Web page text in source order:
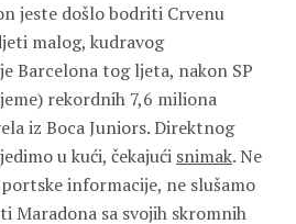
jeste došlo bodriti Crvenu
malog, kudravog
Barcelona tog ljeta, nakon SP
rekordnih 7,6 miliona
iz Boca Juniors. Direktnog
u kući, čekajući snimak. Ne
informacije, ne slušamo
Maradona sa svojih skromnih